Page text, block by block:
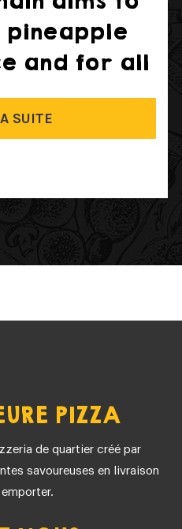
and for all
SUITE
PIZZA
de quartier créé par
savoureuses en livraison